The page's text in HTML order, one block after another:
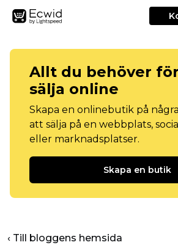
Allt du behöver
sälja online
Skapa en onlinebutik på
att sälja på en webbplats,
eller marknadsplatser.
Skapa en butik
‹ Till bloggens hemsida